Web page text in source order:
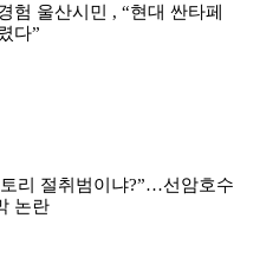
험 울산시민 , “현대 싼타페
다”
리 절취범이냐?”…선암호수
논란